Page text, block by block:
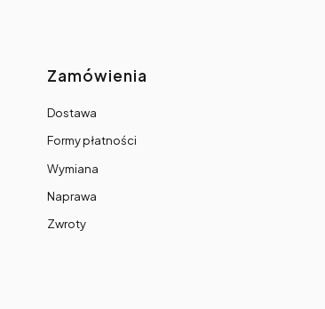
Zamówienia
Dostawa
Formy płatności
Wymiana
Naprawa
Zwroty